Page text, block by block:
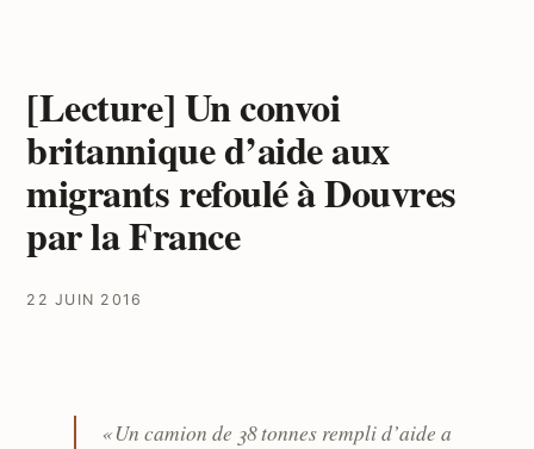
[Lecture] Un convoi
britannique d’aide aux
migrants refoulé à Douvres
par la France
22 JUIN 2016
« Un camion de 38 tonnes rempli d’aide a